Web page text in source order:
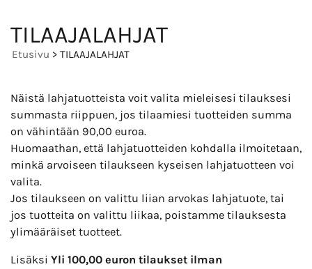
TILAAJALAHJAT
Etusivu > TILAAJALAHJAT
Näistä lahjatuotteista voit valita mieleisesi tilauksesi
summasta riippuen, jos tilaamiesi tuotteiden summa
on vähintään 90,00 euroa.
Huomaathan, että lahjatuotteiden kohdalla ilmoitetaan,
minkä arvoiseen tilaukseen kyseisen lahjatuotteen voi
valita.
Jos tilaukseen on valittu liian arvokas lahjatuote, tai
jos tuotteita on valittu liikaa, poistamme tilauksesta
ylimääräiset tuotteet.
Lisäksi Yli 100,00 euron tilaukset ilman